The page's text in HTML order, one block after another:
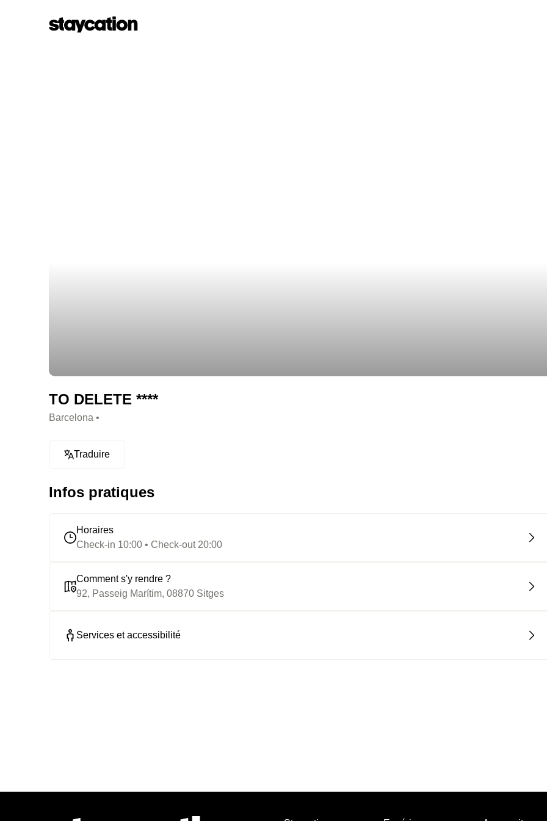
TO DELETE ****
Barcelona •
Traduire
Infos pratiques
Horaires
Check-in 10:00 • Check-out 20:00
Comment s'y rendre ?
92, Passeig Marítim, 08870 Sitges
Services et accessibilité